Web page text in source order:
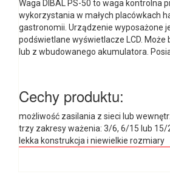
Waga DIBAL PS-50 to waga kontrolna
wykorzystania w małych placówkach
gastronomii. Urządzenie wyposażone
podświetlane wyświetlacze LCD. Może
lub z wbudowanego akumulatora.
Cechy produktu:
możliwość zasilania z sieci lub
trzy zakresy ważenia: 3/6, 6/15 lub 15/
lekka konstrukcja i niewielkie rozmiary